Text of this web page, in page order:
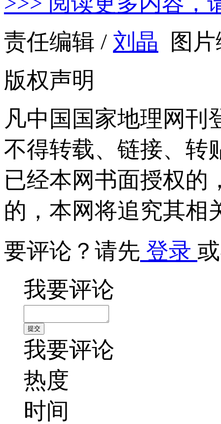
责任编辑 / 刘晶 图
版权声明
凡中国国家地理网刊
不得转载、链接、转
已经本网书面授权的
的，本网将追究其相
要评论？请先 登录
我要评论
我要评论
热度
时间